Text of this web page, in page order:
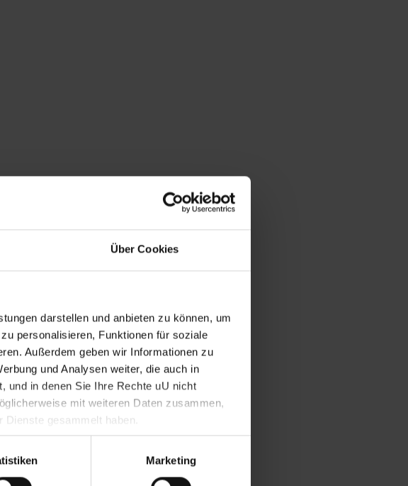
Über Cookies
darstellen und anbieten zu können, um
personalisieren, Funktionen für soziale
Außerdem geben wir Informationen zu
und Analysen weiter, die auch in
und in denen Sie Ihre Rechte uU nicht
mit weiteren Daten zusammen,
gesammelt haben.
Marketing
von Niederösterreich